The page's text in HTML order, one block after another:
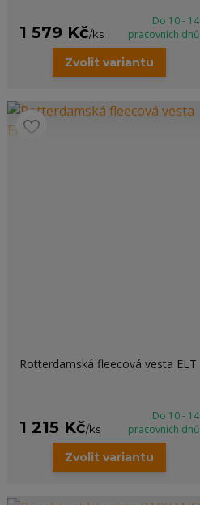
1 579 Kč/ks
Do 10 - 14
pracovních dnů
Zvolit variantu
Rotterdamská fleecová vesta ELT
1 215 Kč/ks
Do 10 - 14
pracovních dnů
Zvolit variantu